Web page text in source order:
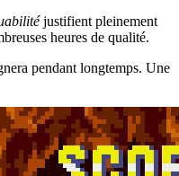
justifient pleinement
heures de qualité.
pendant longtemps. Une